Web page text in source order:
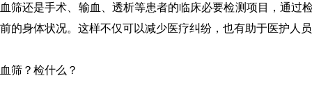
血筛还是手术、输血、透析等患者的临床必要检测项目
，通过
前的身体状况。这样不仅可以减少医疗纠纷，也有助于医护人
血筛？检什么？